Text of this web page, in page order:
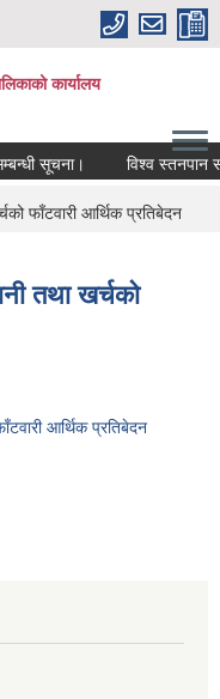
कार्यालय
सूचना। विश्व स्तनपान
फाँटवारी आर्थिक प्रतिबेदन
तथा खर्चको
आर्थिक प्रतिबेदन